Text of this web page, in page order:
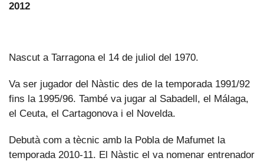
2012
Nascut a Tarragona el 14 de juliol del 1970.
Va ser jugador del Nàstic des de la temporada 1991/92
fins la 1995/96. També va jugar al Sabadell, el Málaga,
el Ceuta, el Cartagonova i el Novelda.
Debutà com a tècnic amb la Pobla de Mafumet la
temporada 2010-11. El Nàstic el va nomenar entrenador